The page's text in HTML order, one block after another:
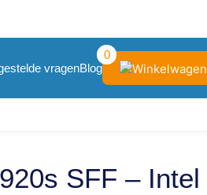
vragenBlog
0
SFF – Intel